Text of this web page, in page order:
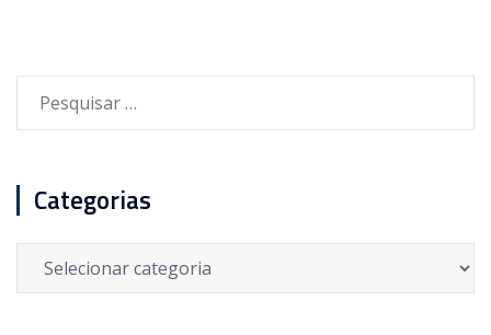
Categorias
Categorias